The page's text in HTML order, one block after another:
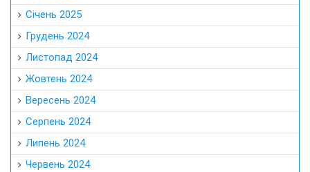
Січень 2025
Грудень 2024
Листопад 2024
Жовтень 2024
Вересень 2024
Серпень 2024
Липень 2024
Червень 2024